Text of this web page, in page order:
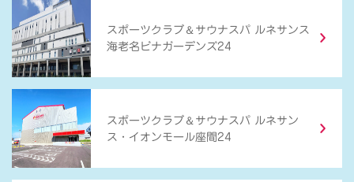
スポーツクラブ ＆ サウナスパ ルネサンス
海老名ビナガーデンズ24
スポーツクラブ ＆ サウナスパ ルネサン
ス・イオンモール座間24